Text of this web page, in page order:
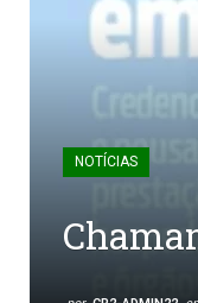
NOTÍCIAS